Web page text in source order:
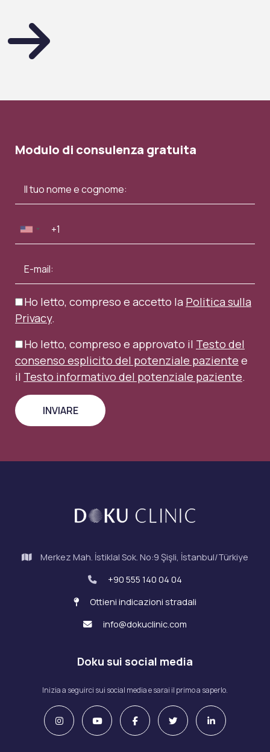
Modulo di consulenza gratuita
Ho letto, compreso e accetto la Politica sulla
Privacy.
Ho letto, compreso e approvato il Testo del
consenso esplicito del potenziale paziente e
il Testo informativo del potenziale paziente.
Merkez Mah. İstiklal Sok. No:9 Şişli, İstanbul/Türkiye
+90 555 140 04 04
Ottieni indicazioni stradali
info@dokuclinic.com
Doku sui social media
Inizia a seguirci sui social media e sarai il primo a saperlo.